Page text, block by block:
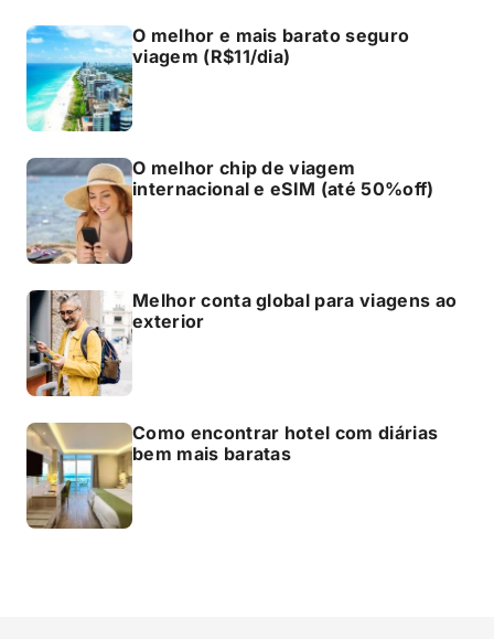
O melhor e mais barato seguro
viagem (R$11/dia)
O melhor chip de viagem
internacional e eSIM (até 50%off)
Melhor conta global para viagens ao
exterior
Como encontrar hotel com diárias
bem mais baratas